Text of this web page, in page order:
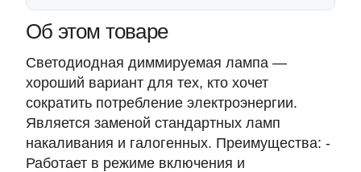
Об этом товаре
Светодиодная диммируемая лампа —
хороший вариант для тех, кто хочет
сократить потребление электроэнергии.
Является заменой стандартных ламп
накаливания и галогенных. Преимущества: -
Работает в режиме включения и